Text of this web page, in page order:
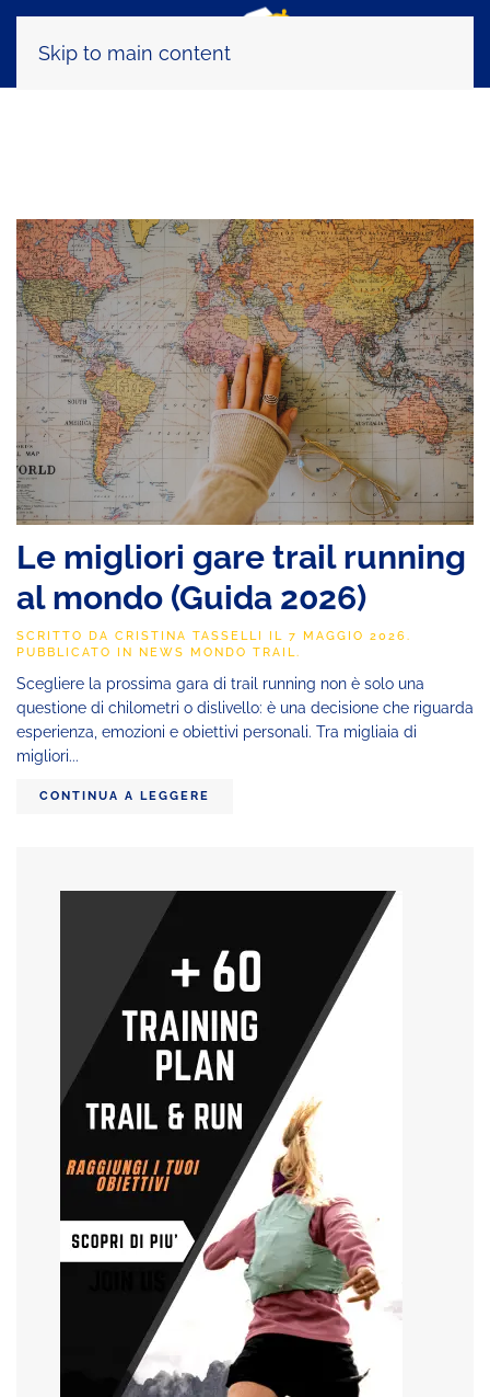
Skip to main content
Le migliori gare trail running
al mondo (Guida 2026)
SCRITTO DA CRISTINA TASSELLI IL 7 MAGGIO 2026.
PUBBLICATO IN NEWS MONDO TRAIL.
Scegliere la prossima gara di trail running non è solo una
questione di chilometri o dislivello: è una decisione che riguarda
esperienza, emozioni e obiettivi personali. Tra migliaia di
migliori...
CONTINUA A LEGGERE